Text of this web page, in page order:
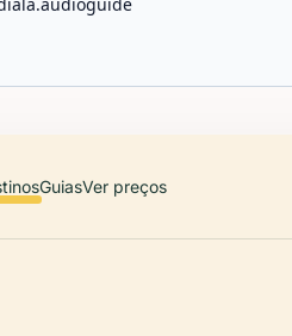
GuiasVer preços